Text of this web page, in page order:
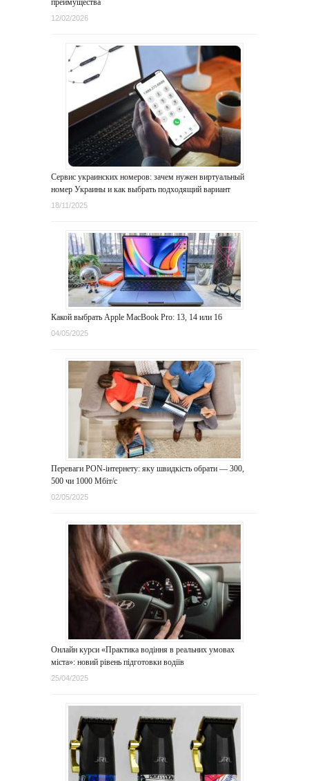
12/02/2026
Сервис украинских номеров: зачем нужен виртуальный
номер Украины и как выбрать подходящий вариант
18/11/2025
Какой выбрать Apple MacBook Pro: 13, 14 или 16
04/05/2025
Переваги PON-інтернету: яку швидкість обрати — 300,
500 чи 1000 Мбіт/с
02/05/2025
Онлайн курси «Практика водіння в реальних умовах
міста»: новий рівень підготовки водіїв
25/04/2025